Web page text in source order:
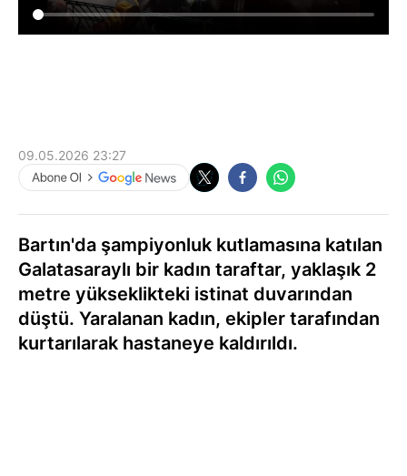
09.05.2026 23:27
Bartın'da şampiyonluk kutlamasına katılan
Galatasaraylı bir kadın taraftar, yaklaşık 2
metre yükseklikteki istinat duvarından
düştü. Yaralanan kadın, ekipler tarafından
kurtarılarak hastaneye kaldırıldı.